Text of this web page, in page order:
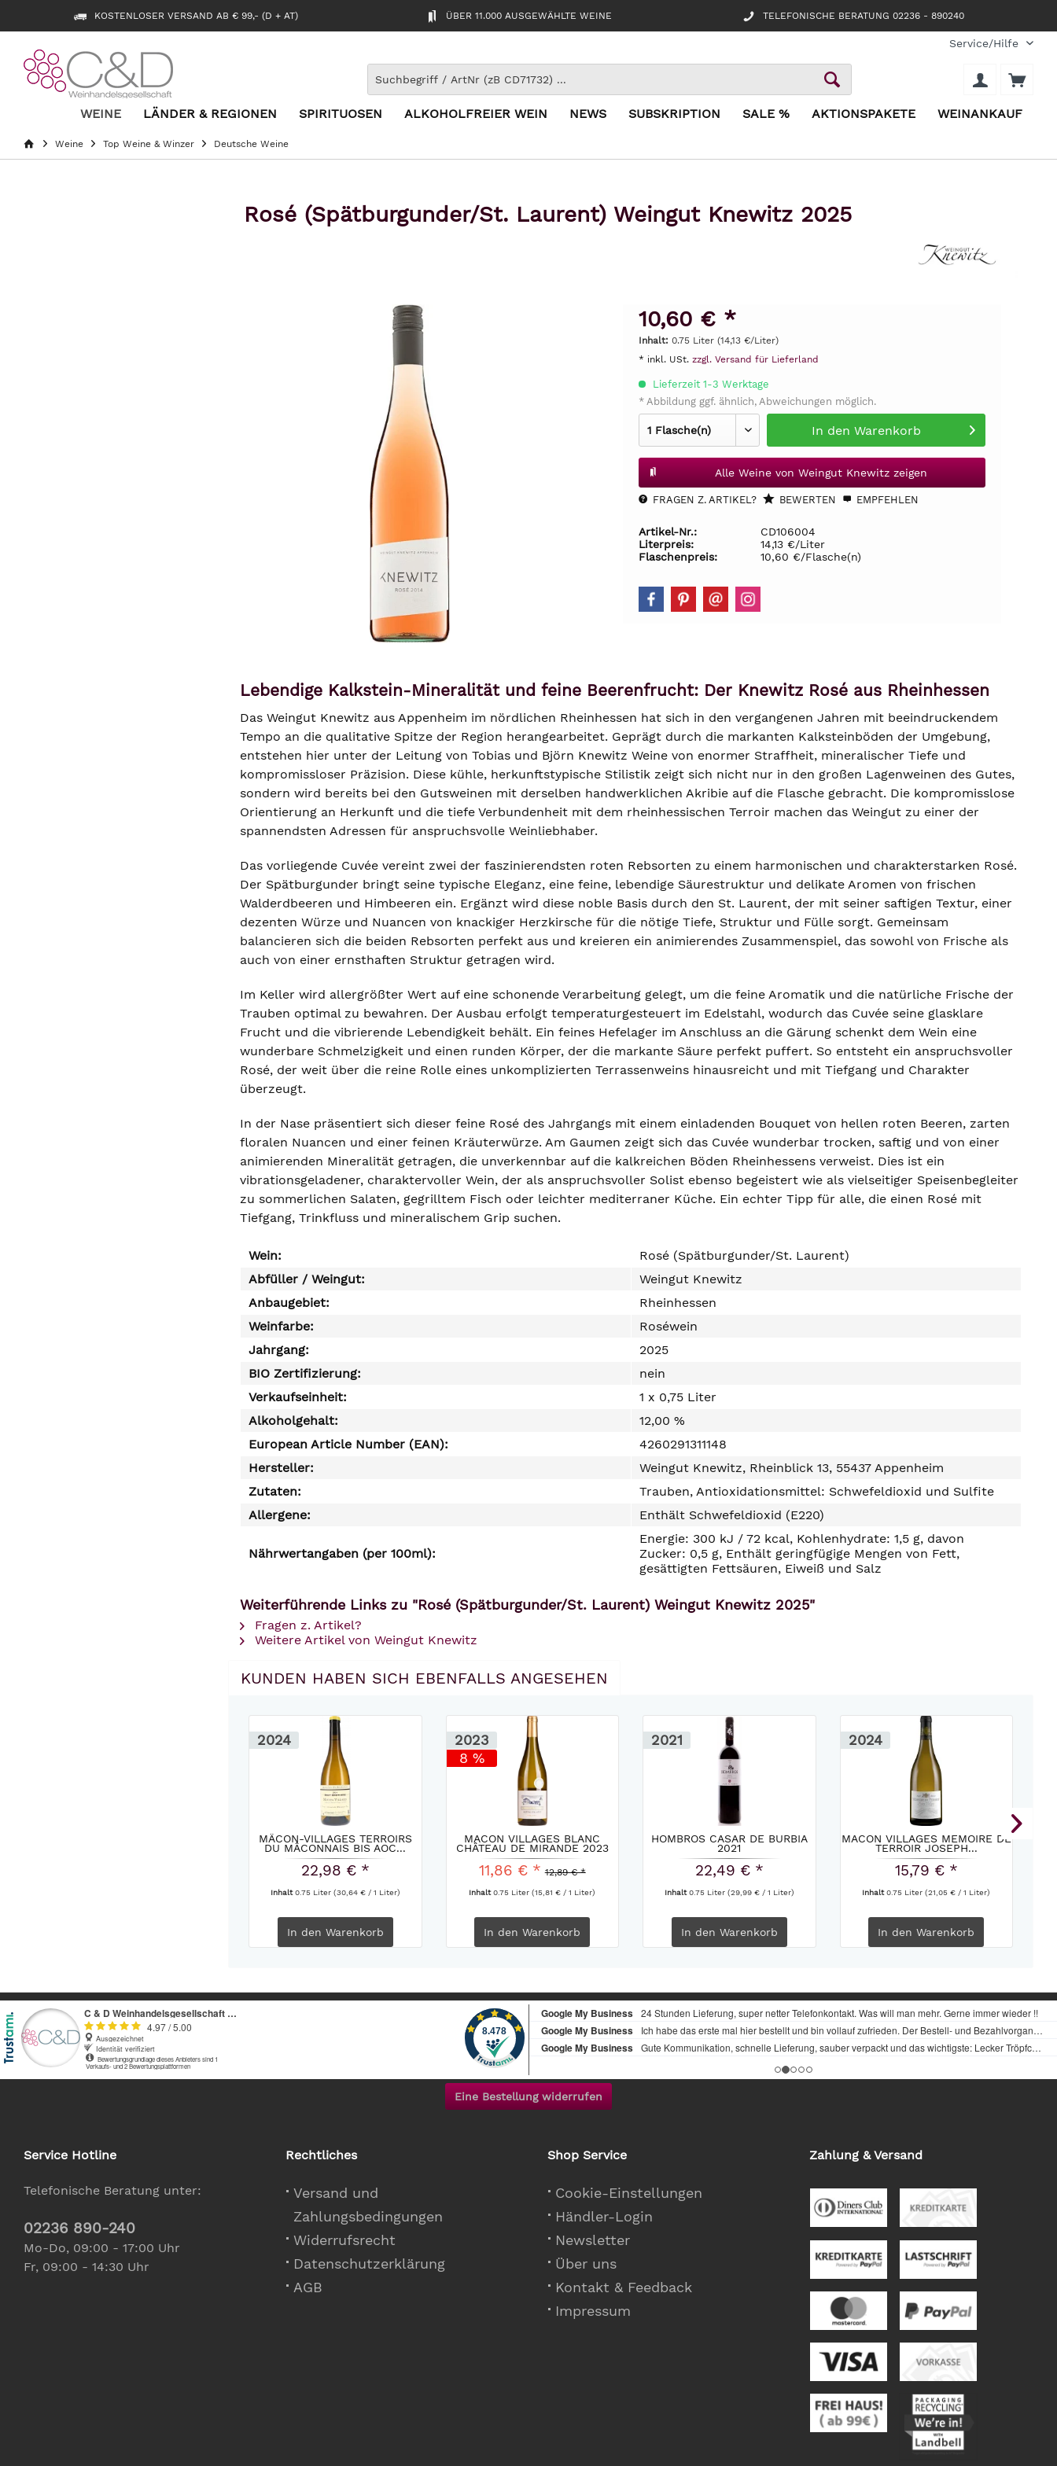
KOSTENLOSER VERSAND AB € 99,- (D + AT) ÜBER 11.000 AUSGEWÄHLTE WEINE TELEFONISCHE BERATUNG 02236 - 890240
Service/Hilfe
WEINE LÄNDER & REGIONEN SPIRITUOSEN ALKOHOLFREIER WEIN NEWS SUBSKRIPTION SALE % AKTIONSPAKETE WEINANKAUF
Weine Top Weine & Winzer Deutsche Weine
Rosé (Spätburgunder/St. Laurent) Weingut Knewitz 2025
10,60 € *
Inhalt: 0.75 Liter (14,13 €/Liter)
* inkl. USt. zzgl. Versand für Lieferland
Lieferzeit 1-3 Werktage
* Abbildung ggf. ähnlich, Abweichungen möglich.
In den Warenkorb
Alle Weine von Weingut Knewitz zeigen
FRAGEN Z. ARTIKEL? BEWERTEN EMPFEHLEN
Artikel-Nr.:
CD106004
Literpreis:
14,13 €/Liter
Flaschenpreis:
10,60 €/Flasche(n)
Lebendige Kalkstein-Mineralität und feine Beerenfrucht: Der Knewitz Rosé aus Rheinhessen
Das Weingut Knewitz aus Appenheim im nördlichen Rheinhessen hat sich in den vergangenen Jahren mit beeindruckendem
Tempo an die qualitative Spitze der Region herangearbeitet. Geprägt durch die markanten Kalksteinböden der Umgebung,
entstehen hier unter der Leitung von Tobias und Björn Knewitz Weine von enormer Straffheit, mineralischer Tiefe und
kompromissloser Präzision. Diese kühle, herkunftstypische Stilistik zeigt sich nicht nur in den großen Lagenweinen des Gutes,
sondern wird bereits bei den Gutsweinen mit derselben handwerklichen Akribie auf die Flasche gebracht. Die kompromisslose
Orientierung an Herkunft und die tiefe Verbundenheit mit dem rheinhessischen Terroir machen das Weingut zu einer der
spannendsten Adressen für anspruchsvolle Weinliebhaber.
Das vorliegende Cuvée vereint zwei der faszinierendsten roten Rebsorten zu einem harmonischen und charakterstarken Rosé.
Der Spätburgunder bringt seine typische Eleganz, eine feine, lebendige Säurestruktur und delikate Aromen von frischen
Walderdbeeren und Himbeeren ein. Ergänzt wird diese noble Basis durch den St. Laurent, der mit seiner saftigen Textur, einer
dezenten Würze und Nuancen von knackiger Herzkirsche für die nötige Tiefe, Struktur und Fülle sorgt. Gemeinsam
balancieren sich die beiden Rebsorten perfekt aus und kreieren ein animierendes Zusammenspiel, das sowohl von Frische als
auch von einer ernsthaften Struktur getragen wird.
Im Keller wird allergrößter Wert auf eine schonende Verarbeitung gelegt, um die feine Aromatik und die natürliche Frische der
Trauben optimal zu bewahren. Der Ausbau erfolgt temperaturgesteuert im Edelstahl, wodurch das Cuvée seine glasklare
Frucht und die vibrierende Lebendigkeit behält. Ein feines Hefelager im Anschluss an die Gärung schenkt dem Wein eine
wunderbare Schmelzigkeit und einen runden Körper, der die markante Säure perfekt puffert. So entsteht ein anspruchsvoller
Rosé, der weit über die reine Rolle eines unkomplizierten Terrassenweins hinausreicht und mit Tiefgang und Charakter
überzeugt.
In der Nase präsentiert sich dieser feine Rosé des Jahrgangs mit einem einladenden Bouquet von hellen roten Beeren, zarten
floralen Nuancen und einer feinen Kräuterwürze. Am Gaumen zeigt sich das Cuvée wunderbar trocken, saftig und von einer
animierenden Mineralität getragen, die unverkennbar auf die kalkreichen Böden Rheinhessens verweist. Dies ist ein
vibrationsgeladener, charaktervoller Wein, der als anspruchsvoller Solist ebenso begeistert wie als vielseitiger Speisenbegleiter
zu sommerlichen Salaten, gegrilltem Fisch oder leichter mediterraner Küche. Ein echter Tipp für alle, die einen Rosé mit
Tiefgang, Trinkfluss und mineralischem Grip suchen.
Wein:
Rosé (Spätburgunder/St. Laurent)
Abfüller / Weingut:
Weingut Knewitz
Anbaugebiet:
Rheinhessen
Weinfarbe:
Roséwein
Jahrgang:
2025
BIO Zertifizierung:
nein
Verkaufseinheit:
1 x 0,75 Liter
Alkoholgehalt:
12,00 %
European Article Number (EAN):
4260291311148
Hersteller:
Weingut Knewitz, Rheinblick 13, 55437 Appenheim
Zutaten:
Trauben, Antioxidationsmittel: Schwefeldioxid und Sulfite
Allergene:
Enthält Schwefeldioxid (E220)
Nährwertangaben (per 100ml):
Energie: 300 kJ / 72 kcal, Kohlenhydrate: 1,5 g, davon
Zucker: 0,5 g, Enthält geringfügige Mengen von Fett,
gesättigten Fettsäuren, Eiweiß und Salz
Weiterführende Links zu "Rosé (Spätburgunder/St. Laurent) Weingut Knewitz 2025"
Fragen z. Artikel?
Weitere Artikel von Weingut Knewitz
KUNDEN HABEN SICH EBENFALLS ANGESEHEN
2024
MÂCON-VILLAGES TERROIRS
DU MÂCONNAIS BIS AOC...
22,98 € *
Inhalt0.75 Liter (30,64 € / 1 Liter)
In den Warenkorb
2023
8 %
MACON VILLAGES BLANC
CHÂTEAU DE MIRANDE 2023
11,86 € * 12,89 € *
Inhalt0.75 Liter(15,81 € / 1 Liter)
In den Warenkorb
2021
HOMBROS CASAR DE BURBIA
2021
22,49 € *
Inhalt0.75 Liter (29,99 € / 1 Liter)
In den Warenkorb
2024
MACON VILLAGES MEMOIRE DE
TERROIR JOSEPH...
15,79 € *
Inhalt0.75 Liter(21,05 € / 1 Liter)
In den Warenkorb
Eine Bestellung widerrufen
Service Hotline
Telefonische Beratung unter:
02236 890-240
Mo-Do, 09:00 - 17:00 Uhr
Fr, 09:00 - 14:30 Uhr
Rechtliches
Versand und
Zahlungsbedingungen
Widerrufsrecht
Datenschutzerklärung
AGB
Shop Service
Cookie-Einstellungen
Händler-Login
Newsletter
Über uns
Kontakt & Feedback
Impressum
Zahlung & Versand